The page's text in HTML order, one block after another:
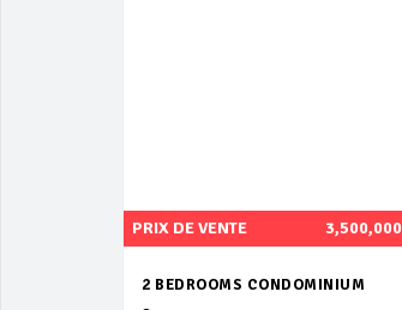
PRIX DE VENTE 3,500,000
2 BEDROOMS CONDOMINIUM